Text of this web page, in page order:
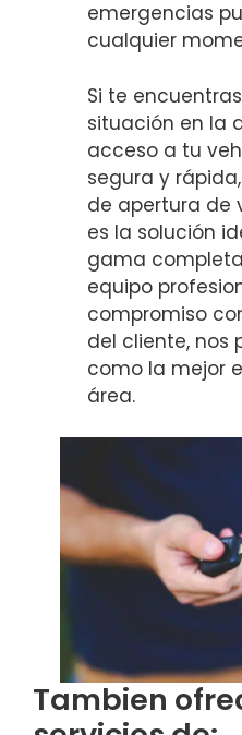
emergencias
cualquier
Si te
situación en la
acceso a tu
segura y
de apertura de
es la solución
gama
equipo
compromiso
del cliente, nos
como la mejor
área.
Tambien